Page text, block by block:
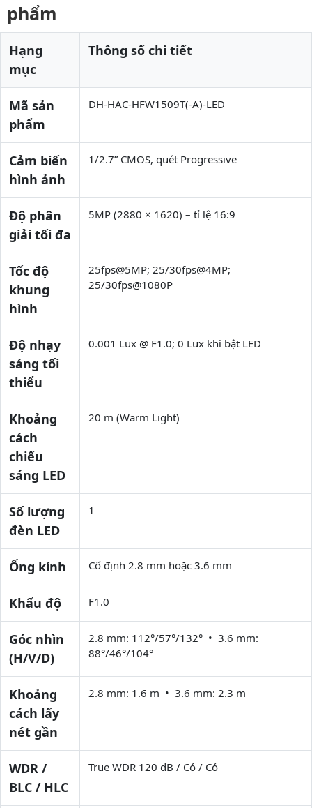
phẩm
Hạng
mục
Thông số chi tiết
Mã sản
phẩm
DH-HAC-HFW1509T(-A)-LED
Cảm biến
hình ảnh
1/2.7” CMOS, quét Progressive
Độ phân
giải tối đa
5MP (2880 × 1620) – tỉ lệ 16:9
Tốc độ
khung
hình
25fps@5MP; 25/30fps@4MP;
25/30fps@1080P
Độ nhạy
sáng tối
thiểu
0.001 Lux @ F1.0; 0 Lux khi bật LED
Khoảng
cách
chiếu
sáng LED
20 m (Warm Light)
Số lượng
đèn LED
1
Ống kính Cố định 2.8 mm hoặc 3.6 mm
Khẩu độ F1.0
Góc nhìn
(H/V/D)
2.8 mm: 112°/57°/132° • 3.6 mm:
88°/46°/104°
Khoảng
cách lấy
nét gần
2.8 mm: 1.6 m • 3.6 mm: 2.3 m
WDR /
BLC / HLC
True WDR 120 dB / Có / Có